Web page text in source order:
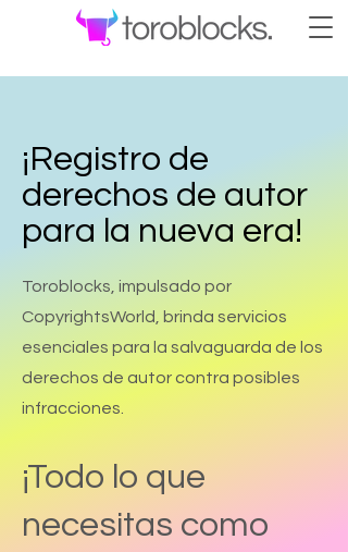
¡Registro de
derechos de autor
para la nueva era!
Toroblocks, impulsado por
CopyrightsWorld, brinda servicios
esenciales para la salvaguarda de los
derechos de autor contra posibles
infracciones.
¡Todo lo que
necesitas como